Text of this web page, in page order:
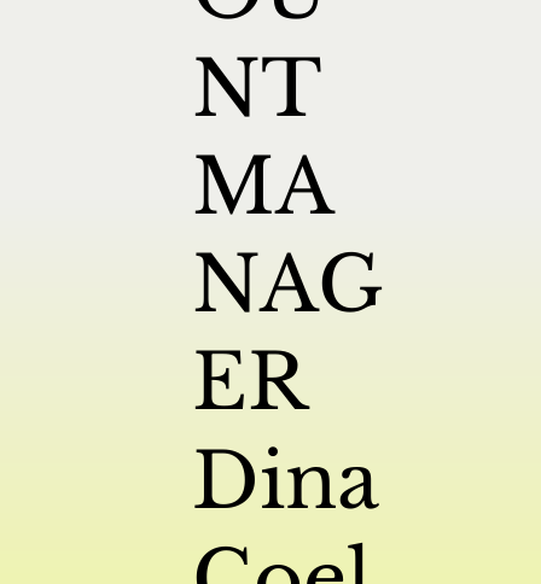
NT
MA
NAG
ER
Dina